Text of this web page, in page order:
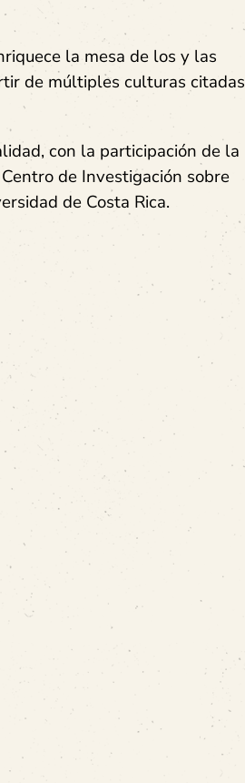
la mesa de los y las
de múltiples culturas citadas
con la participación de la
de Investigación sobre
de Costa Rica.